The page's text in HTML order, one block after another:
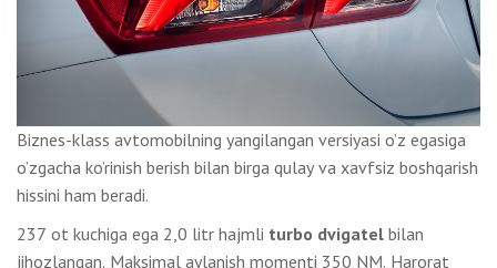
Biznes-klass avtomobilning yangilangan versiyasi o’z egasiga
o’zgacha ko’rinish berish bilan birga qulay va xavfsiz boshqarish
hissini ham beradi.
237 ot kuchiga ega 2,0 litr hajmli turbo dvigatel bilan
jihozlangan. Maksimal aylanish momenti 350 NM. Harorat